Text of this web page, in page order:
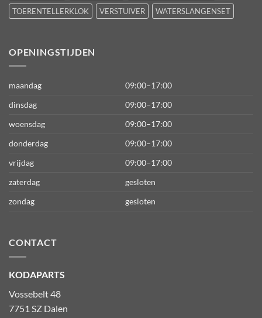
TOERENTELLERKLOK
VERSTUIVER WATERSLANGENSET
OPENINGSTIJDEN
maandag
09:00–17:00
dinsdag
09:00–17:00
woensdag
09:00–17:00
donderdag
09:00–17:00
vrijdag
09:00–17:00
zaterdag
gesloten
zondag
gesloten
CONTACT
KODAPARTS
Vossebelt 48
7751 SZ Dalen